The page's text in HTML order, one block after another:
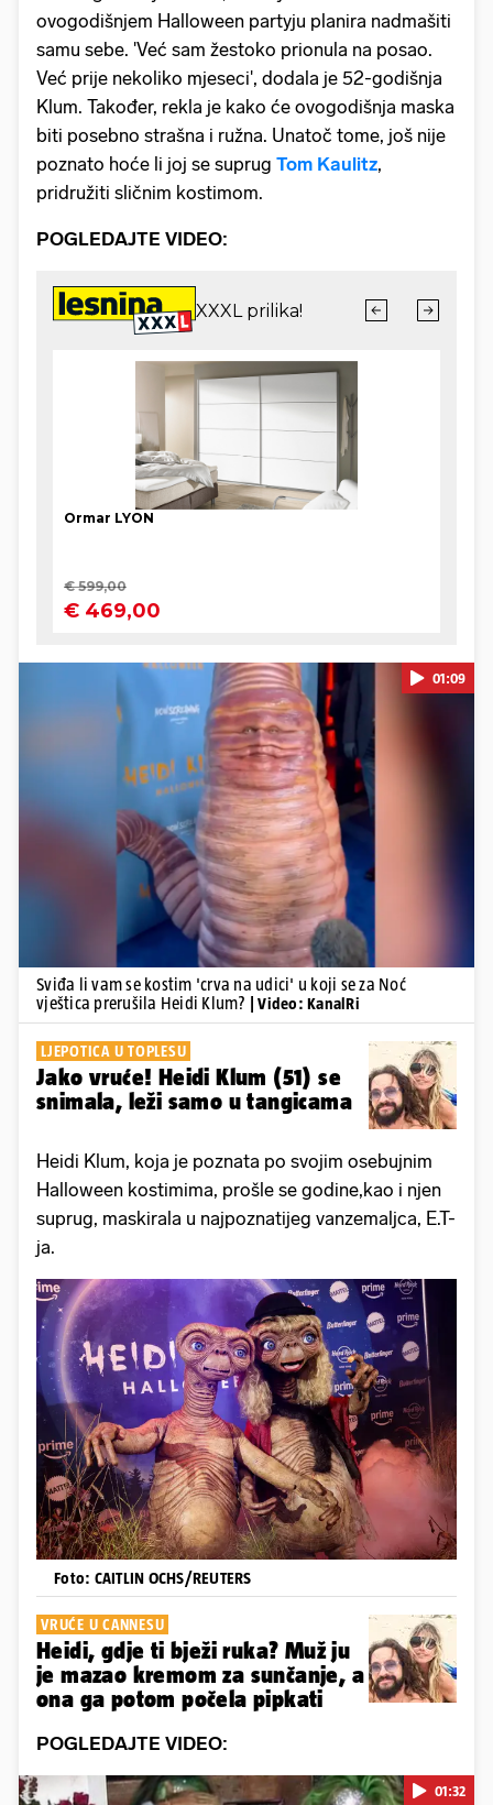
ovogodišnjem Halloween partyju planira nadmašiti
samu sebe. 'Već sam žestoko prionula na posao.
Već prije nekoliko mjeseci', dodala je 52-godišnja
Klum. Također, rekla je kako će ovogodišnja maska
biti posebno strašna i ružna. Unatoč tome, još nije
poznato hoće li joj se suprug Tom Kaulitz,
pridružiti sličnim kostimom.
POGLEDAJTE VIDEO:
Pokretanje videa...
01:09
Sviđa li vam se kostim 'crva na udici' u koji se za Noć
vještica prerušila Heidi Klum?
| Video: KanalRi
LJEPOTICA U TOPLESU
Jako vruće! Heidi Klum (51) se
snimala, leži samo u tangicama
Heidi Klum, koja je poznata po svojim osebujnim
Halloween kostimima, prošle se godine,kao i njen
suprug, maskirala u najpoznatijeg vanzemaljca, E.T-
ja.
Foto: CAITLIN OCHS/REUTERS
VRUĆE U CANNESU
Heidi, gdje ti bježi ruka? Muž ju
je mazao kremom za sunčanje, a
ona ga potom počela pipkati
POGLEDAJTE VIDEO:
01:32